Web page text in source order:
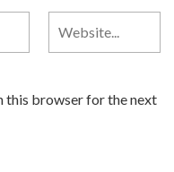
this browser for the next